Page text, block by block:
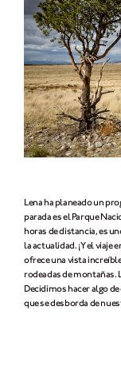
Lena ha planeado un
parada es el Parque
horas de distancia, es
la actualidad. ¡Y el viaje
ofrece una vista
rodeadas de montañas.
Decidimos hacer algo
que se desborda de